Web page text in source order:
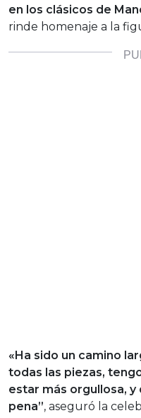
en los clásicos de
rinde homenaje a la
«Ha sido un camino
todas las piezas,
estar más orgullosa,
pena”, aseguró la